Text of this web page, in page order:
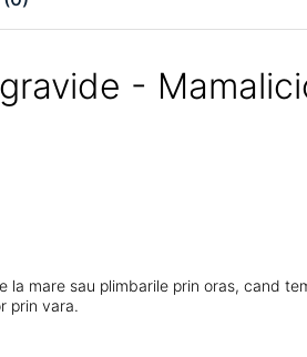
-
mare sau plimbarile prin oras, cand
prin vara.